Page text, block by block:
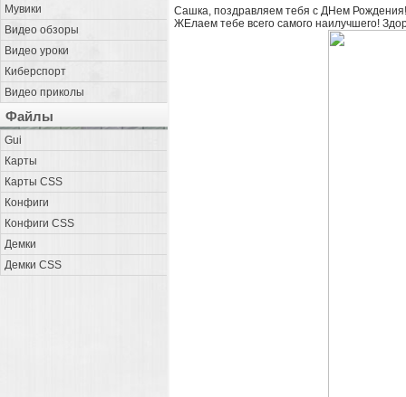
Мувики
Видео обзоры
Видео уроки
Киберспорт
Видео приколы
Файлы
Gui
Карты
Карты CSS
Конфиги
Конфиги CSS
Демки
Демки CSS
Сашка, поздравляем тебя с ДНем
ЖЕлаем тебе всего самого наилучшего!